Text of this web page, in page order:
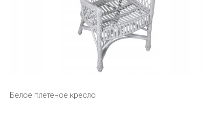
Белое плетеное кресло